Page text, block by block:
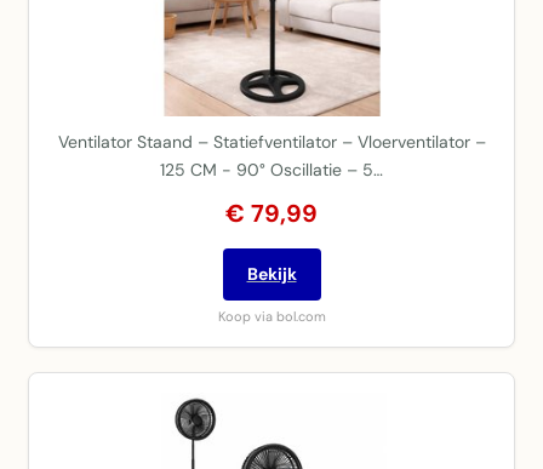
Ventilator Staand – Statiefventilator – Vloerventilator –
125 CM - 90° Oscillatie – 5…
€ 79,99
Bekijk
Koop via bol.com